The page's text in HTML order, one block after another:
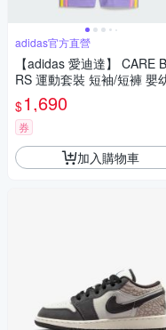
adidas官方直營
【adidas 愛迪達】 CARE
RS 運動套裝 短袖/短褲 嬰
裝 - Originals KS4225
$1,690
券
加入購物車